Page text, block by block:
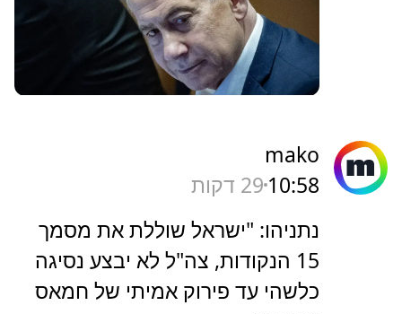
mako
10:58 29 דקות
נתניהו: "ישראל שוללת את מסמך
15 הנקודות, צה"ל לא יבצע נסיגה
כלשהי עד פירוק אמיתי של חמאס